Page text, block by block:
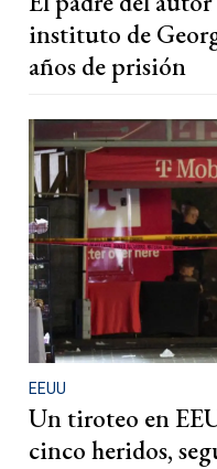
instituto de
años de prisión
EEUU
Un tiroteo en
cinco heridos,